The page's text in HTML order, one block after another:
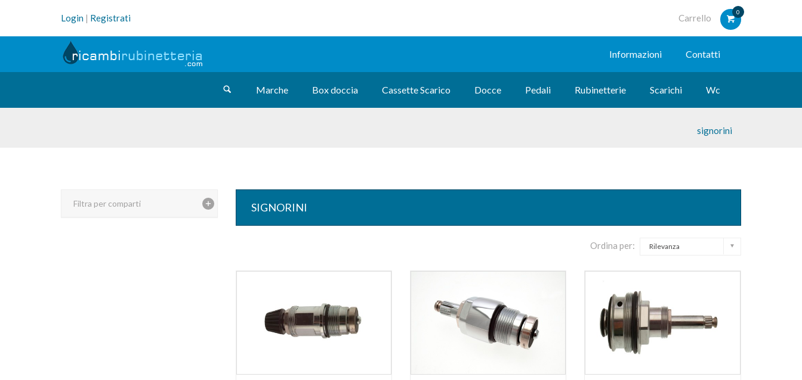
Login | Registrati Carrello
0
Informazioni Contatti
Marche Box doccia Cassette Scarico Docce Pedali Rubinetterie Scarichi Wc
signorini
Filtra per comparti SIGNORINI
Ordina per: Rilevanza